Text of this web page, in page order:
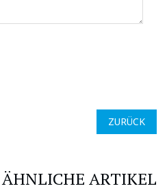
ZURÜCK
ARTIKEL